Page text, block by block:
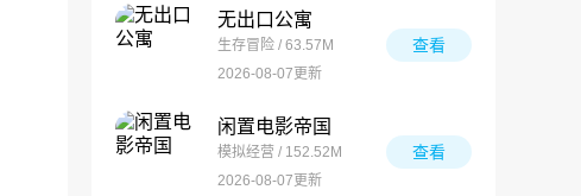
无出口公寓
生存冒险 / 63.57M
2026-08-07更新
查看
闲置电影帝国
模拟经营 / 152.52M
2026-08-07更新
查看